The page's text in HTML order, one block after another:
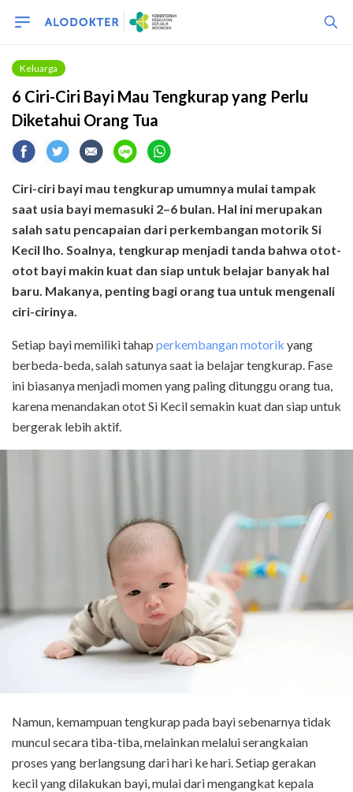
Keluarga
6 Ciri-Ciri Bayi Mau Tengkurap yang Perlu
Diketahui Orang Tua
Ciri-ciri bayi mau tengkurap umumnya mulai tampak
saat usia bayi memasuki 2–6 bulan. Hal ini merupakan
salah satu pencapaian dari perkembangan motorik Si
Kecil lho. Soalnya, tengkurap menjadi tanda bahwa otot-
otot bayi makin kuat dan siap untuk belajar banyak hal
baru. Makanya, penting bagi orang tua untuk mengenali
ciri-cirinya.
Setiap bayi memiliki tahap perkembangan motorik yang
berbeda-beda, salah satunya saat ia belajar tengkurap. Fase
ini biasanya menjadi momen yang paling ditunggu orang tua,
karena menandakan otot Si Kecil semakin kuat dan siap untuk
bergerak lebih aktif.
Namun, kemampuan tengkurap pada bayi sebenarnya tidak
muncul secara tiba-tiba, melainkan melalui serangkaian
proses yang berlangsung dari hari ke hari. Setiap gerakan
kecil yang dilakukan bayi, mulai dari mengangkat kepala